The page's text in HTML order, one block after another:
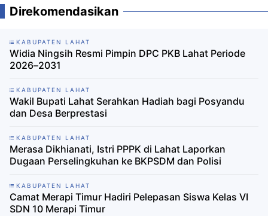
Direkomendasikan
KABUPATEN LAHAT
Widia Ningsih Resmi Pimpin DPC PKB Lahat Periode
2026–2031
KABUPATEN LAHAT
Wakil Bupati Lahat Serahkan Hadiah bagi Posyandu
dan Desa Berprestasi
KABUPATEN LAHAT
‎Merasa Dikhianati, Istri PPPK di Lahat Laporkan
Dugaan Perselingkuhan ke BKPSDM dan Polisi
KABUPATEN LAHAT
Camat Merapi Timur Hadiri Pelepasan Siswa Kelas VI
SDN 10 Merapi Timur